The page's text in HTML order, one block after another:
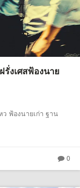
รั่งเศสฟ้องนาย
ว ฟ้องนายเก่า ฐาน
0